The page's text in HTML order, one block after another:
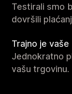
Testirali smo
dovršili
Trajno je vaše
Jednokratno
vašu trgovinu.